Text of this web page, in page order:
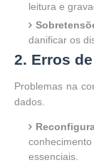
leitura e
danificar os
2. Erros
Problemas na
dados.
essenciais.